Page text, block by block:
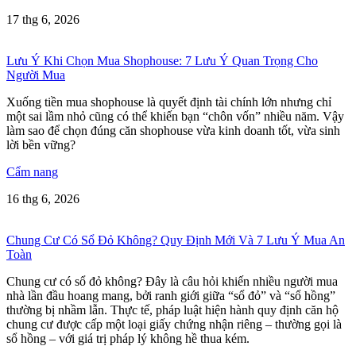
17 thg 6, 2026
Lưu Ý Khi Chọn Mua Shophouse: 7 Lưu Ý Quan Trọng Cho
Người Mua
Xuống tiền mua shophouse là quyết định tài chính lớn nhưng chỉ
một sai lầm nhỏ cũng có thể khiến bạn “chôn vốn” nhiều năm. Vậy
làm sao để chọn đúng căn shophouse vừa kinh doanh tốt, vừa sinh
lời bền vững?
Cẩm nang
16 thg 6, 2026
Chung Cư Có Sổ Đỏ Không? Quy Định Mới Và 7 Lưu Ý Mua An
Toàn
Chung cư có sổ đỏ không? Đây là câu hỏi khiến nhiều người mua
nhà lần đầu hoang mang, bởi ranh giới giữa “sổ đỏ” và “sổ hồng”
thường bị nhầm lẫn. Thực tế, pháp luật hiện hành quy định căn hộ
chung cư được cấp một loại giấy chứng nhận riêng – thường gọi là
sổ hồng – với giá trị pháp lý không hề thua kém.